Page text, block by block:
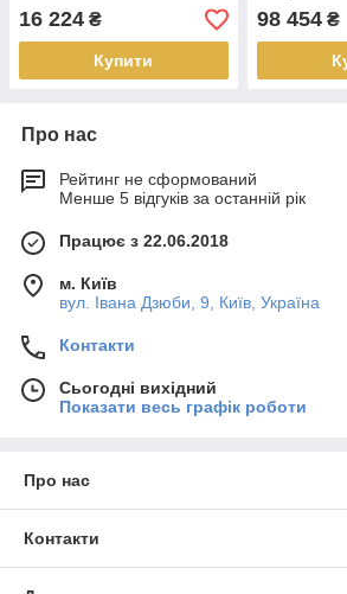
16 224 ₴
Купити
OEM №
98 454₴
Про нас
Рейтинг не сформований
Менше 5 відгуків за останній рік
Працює з 22.06.2018
м. Київ
вул. Івана Дзюби, 9, Київ, Україна
Контакти
Сьогодні вихідний
Показати весь графік роботи
Про нас
Контакти